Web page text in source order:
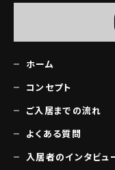
ホーム
コンセプト
ご入居までの流れ
よくある質問
入居者のインタビュ